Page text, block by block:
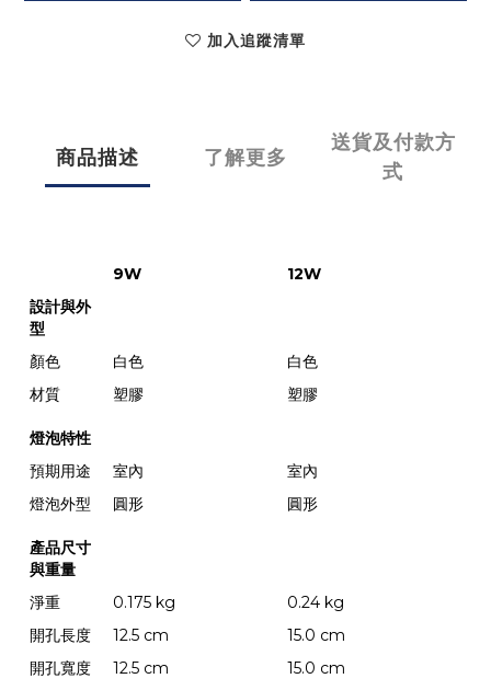
加入追蹤清單
商品描述 了解更多
送貨及付款方
式
9W
12W
設計與外
型
顏色
白色
白色
材質
塑膠 塑膠
燈泡特性
預期用途
室內
室內
燈泡外型
圓形 圓形
產品尺寸
與重量
淨重
0.175 kg
0.24 kg
開孔長度
12.5 cm
15.0 cm
開孔寬度
12.5 cm
15.0 cm